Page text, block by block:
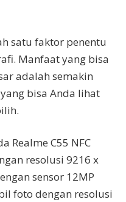
satu faktor penentu
Manfaat yang bisa
adalah semakin
bisa Anda lihat
Realme C55 NFC
resolusi 9216 x
sensor 12MP
foto dengan resolusi